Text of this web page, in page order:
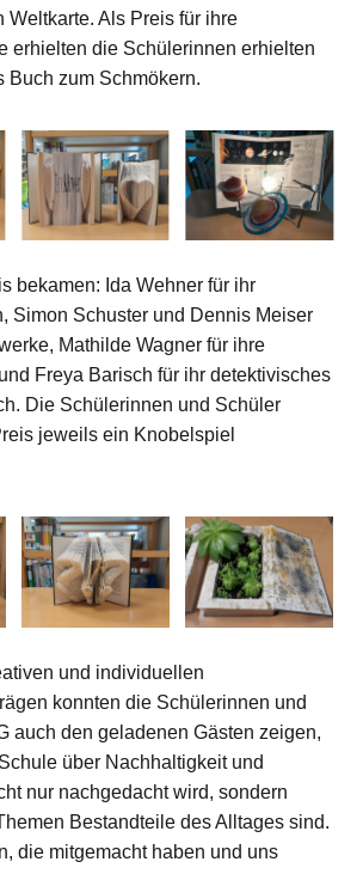
Weltkarte. Als Preis für ihre
erhielten die Schülerinnen erhielten
Buch zum Schmökern.
bekamen: Ida Wehner für ihr
Simon Schuster und Dennis Meiser
Mathilde Wagner für ihre
Freya Barisch für ihr detektivisches
Die Schülerinnen und Schüler
jeweils ein Knobelspiel
und individuellen
konnten die Schülerinnen und
auch den geladenen Gästen zeigen,
über Nachhaltigkeit und
nur nachgedacht wird, sondern
Bestandteile des Alltages sind.
die mitgemacht haben und uns